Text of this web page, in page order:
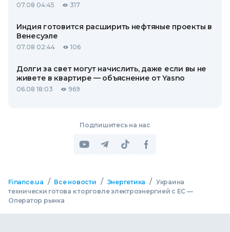
07.08 04:45 317
Индия готовится расширить нефтяные проекты в
Венесуэле
07.08 02:44 106
Долги за свет могут начислить, даже если вы не
живете в квартире — объяснение от Yasno
06.08 18:03 969
Подпишитесь на нас
Finance.ua / Все новости / Энергетика / Украина
технически готова к торговле электроэнергией с ЕС —
Оператор рынка